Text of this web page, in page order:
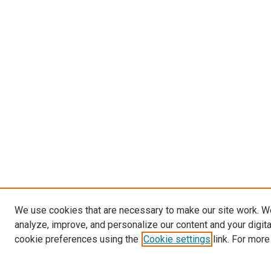
We use cookies that are necessary to make our site work.
analyze, improve, and personalize our content and your
cookie preferences using the Cookie settings link. For